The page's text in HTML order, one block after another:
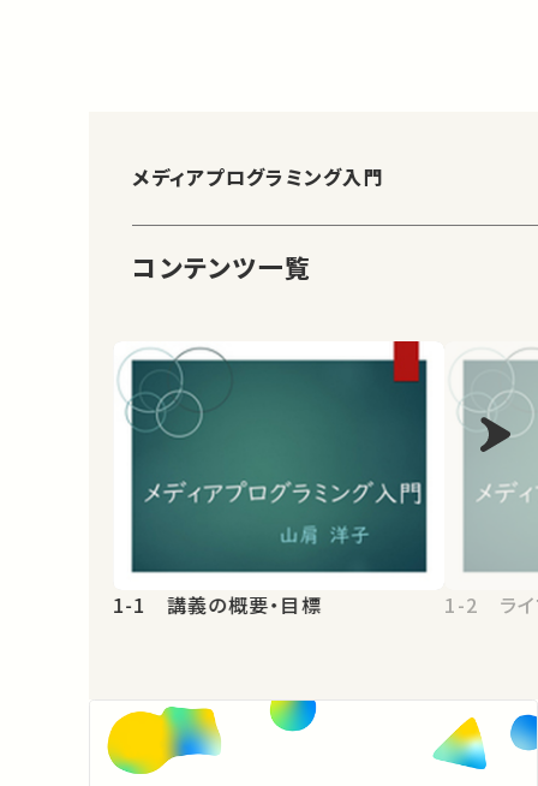
メディアプログラミング入門
コンテンツ一覧
1-1 講義の概要・目標 1-2 ライ